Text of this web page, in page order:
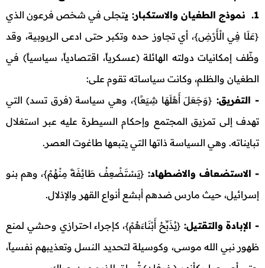
1. نموذج الطغيان والاستكبار: ي
تجلى في شخص فرعون الذي
{عَلَا فِي الْأَرْضِ}، أي تجاوز حده وتكبر حتى ادعى الربوبية، وقد
وظّف إمكانيات دولته الهائلة (عسكرياً، اقتصادياً، سياسياً) في
الطغيان والظلم، وكانت سياساته تقوم على:
- التفريق: {وَجَعَلَ أَهْلَهَا شِيَعًا}، وهي سياسة (فرق تسد) التي
تهدف إلى تمزيق المجتمع وإحكام السيطرة عليه عبر استغلال
تبايناته. وهي السياسة ذاتها التي يتبعها طاغوت العصر.
- الاستضعاف والاضطهاد: {يَسْتَضْعِفُ طَائِفَةً مِنْهُمْ}، وهم بنو
إسرائيل، حيث مارس ضدهم أبشع أنواع القهر والإذلال.
- الإبادة والتقتيل:{يُذَبِّحُ أَبْنَاءَهُمْ}، كإجراء احترازي وحشي لمنع
ظهور نبي الله موسى، وكوسيلة لتحديد النسل وتعذيبهم نفسياً،